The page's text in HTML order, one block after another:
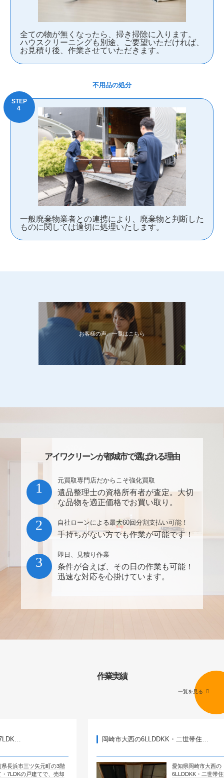
全ての物が無くなったら、掃き掃除に入ります。
ハウスクリーニングも別途、ご要望いただければ、
お見積り後、作業させていただきます。
不用品の処分
一般廃棄物業者との連携により、廃棄物と判断した
ものに関しては適切に処理いたします。
お客様の声、一覧はこちら
アイワクリーンが都城市で選ばれる理由
元買取専門店だからこそ強化買取
遺品整理士の資格所有者が査定。大切
な品物を適正価格でお買い取り。
1
自社ローンによる最大60回分割支払い可能！
手持ちがない方でも作業が可能です！
2
即日、見積り作業
条件が合えば、その日の作業も可能！
迅速な対応を心掛けています。
3
作業実績
一覧を見る
元町の3階
で、売却
岡崎市大西の6LLDDKK・二世帯住…
愛知県岡崎市大西の
6LLDDKK・二世帯住宅で、売